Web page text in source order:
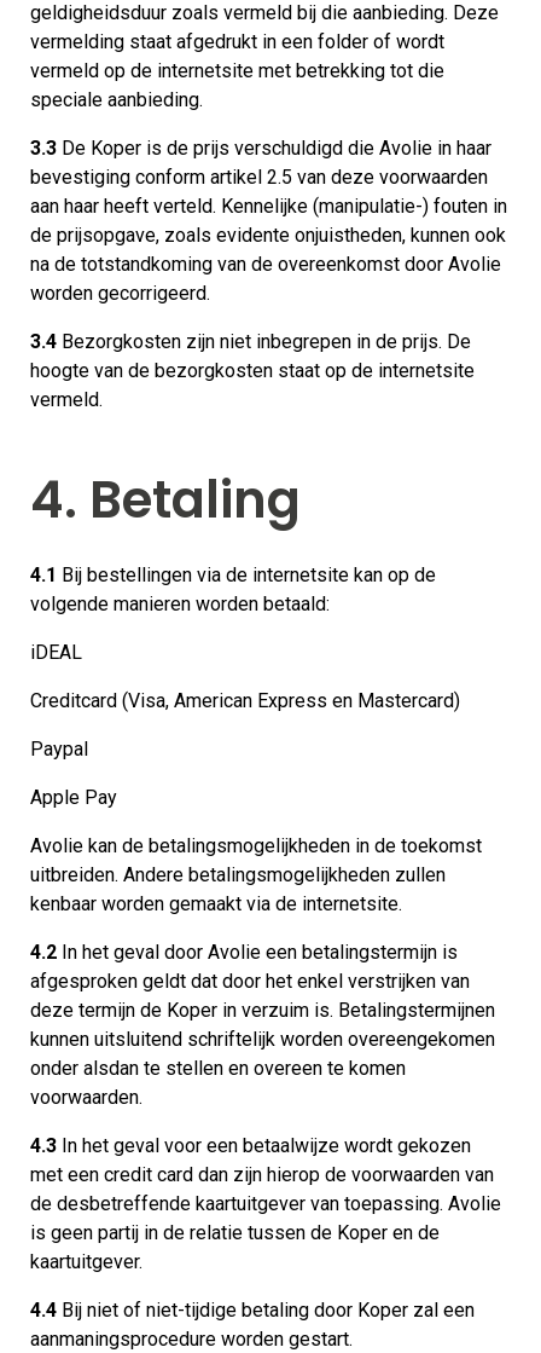
geldigheidsduur zoals vermeld bij die aanbieding. Deze
vermelding staat afgedrukt in een folder of wordt
vermeld op de internetsite met betrekking tot die
speciale aanbieding.
3.3 De Koper is de prijs verschuldigd die Avolie in haar
bevestiging conform artikel 2.5 van deze voorwaarden
aan haar heeft verteld. Kennelijke (manipulatie-) fouten in
de prijsopgave, zoals evidente onjuistheden, kunnen ook
na de totstandkoming van de overeenkomst door Avolie
worden gecorrigeerd.
3.4 Bezorgkosten zijn niet inbegrepen in de prijs. De
hoogte van de bezorgkosten staat op de internetsite
vermeld.
4. Betaling
4.1 Bij bestellingen via de internetsite kan op de
volgende manieren worden betaald:
iDEAL
Creditcard (Visa, American Express en Mastercard)
Paypal
Apple Pay
Avolie kan de betalingsmogelijkheden in de toekomst
uitbreiden. Andere betalingsmogelijkheden zullen
kenbaar worden gemaakt via de internetsite.
4.2 In het geval door Avolie een betalingstermijn is
afgesproken geldt dat door het enkel verstrijken van
deze termijn de Koper in verzuim is. Betalingstermijnen
kunnen uitsluitend schriftelijk worden overeengekomen
onder alsdan te stellen en overeen te komen
voorwaarden.
4.3 In het geval voor een betaalwijze wordt gekozen
met een credit card dan zijn hierop de voorwaarden van
de desbetreffende kaartuitgever van toepassing. Avolie
is geen partij in de relatie tussen de Koper en de
kaartuitgever.
4.4 Bij niet of niet-tijdige betaling door Koper zal een
aanmaningsprocedure worden gestart.